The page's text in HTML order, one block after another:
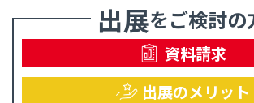
出展をご検討の
資料請求
出展のメリット